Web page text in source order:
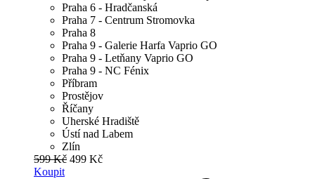
Praha 6 - Hradčanská
Praha 7 - Centrum Stromovka
Praha 8
Praha 9 - Galerie Harfa Vaprio GO
Praha 9 - Letňany Vaprio GO
Praha 9 - NC Fénix
Příbram
Prostějov
Říčany
Uherské Hradiště
Ústí nad Labem
Zlín
599 Kč 499 Kč
Koupit